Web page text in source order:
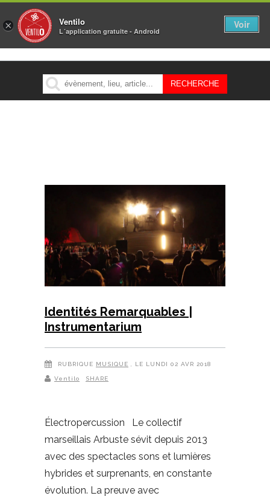
MENU
Identités Remarquables |
Instrumentarium
RUBRIQUE MUSIQUE , LE LUNDI 02 AVR 2018
Ventilo SHARE
Électropercussion Le collectif
marseillais Arbuste sévit depuis 2013
avec des spectacles sons et lumières
hybrides et surprenants, en constante
évolution. La preuve avec
× Ventilo
L´application gratuite - Android
Voir